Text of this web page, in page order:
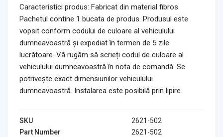
Caracteristici produs: Fabricat din material fibros.
Pachetul contine 1 bucata de produs. Produsul este
vopsit conform codului de culoare al vehiculului
dumneavoastră și expediat în termen de 5 zile
lucrătoare. Vă rugăm să scrieți codul de culoare al
vehiculului dumneavoastră în nota de comandă. Se
potrivește exact dimensiunilor vehiculului
dumneavoastră. Instalarea este posibilă prin lipire.
SKU
2621-502
Part Number
2621-502